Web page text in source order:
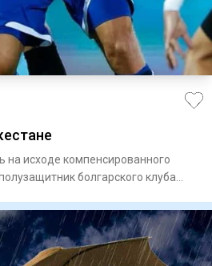
на исходе компенсированного
болгарского клуба